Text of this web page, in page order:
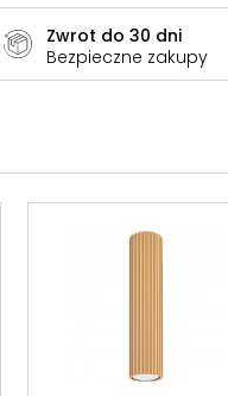
Zwrot do 30 dni
Bezpieczne zakupy